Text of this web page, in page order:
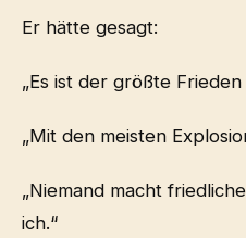
Er hätte gesagt:
„Es ist der größte
„Mit den meisten
„Niemand macht
ich.“